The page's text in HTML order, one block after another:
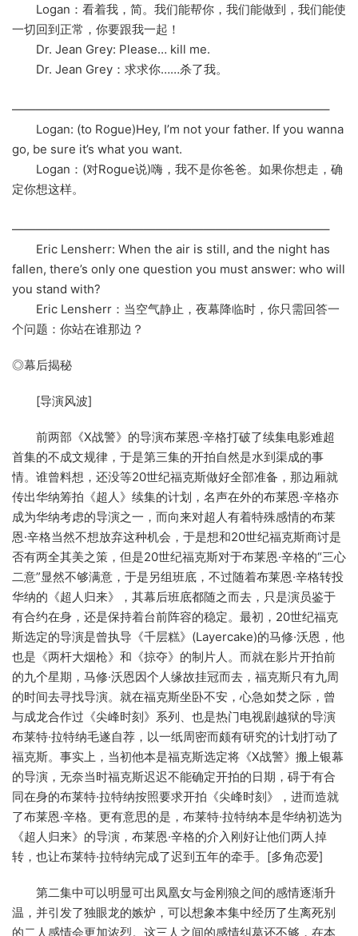
Logan：看着我，简。我们能帮你，我们能做到，我们能使
一切回到正常，你要跟我一起！
Dr. Jean Grey: Please… kill me.
Dr. Jean Grey：求求你……杀了我。
——————————————————————————–
Logan: (to Rogue)Hey, I’m not your father. If you wanna
go, be sure it’s what you want.
Logan：(对Rogue说)嗨，我不是你爸爸。如果你想走，确
定你想这样。
——————————————————————————–
Eric Lensherr: When the air is still, and the night has
fallen, there’s only one question you must answer: who will
you stand with?
Eric Lensherr：当空气静止，夜幕降临时，你只需回答一
个问题：你站在谁那边？
◎幕后揭秘
[导演风波]
前两部《X战警》的导演布莱恩·辛格打破了续集电影难超
首集的不成文规律，于是第三集的开拍自然是水到渠成的事
情。谁曾料想，还没等20世纪福克斯做好全部准备，那边厢就
传出华纳筹拍《超人》续集的计划，名声在外的布莱恩·辛格亦
成为华纳考虑的导演之一，而向来对超人有着特殊感情的布莱
恩·辛格当然不想放弃这种机会，于是想和20世纪福克斯商讨是
否有两全其美之策，但是20世纪福克斯对于布莱恩·辛格的“三心
二意”显然不够满意，于是另组班底，不过随着布莱恩·辛格转投
华纳的《超人归来》，其幕后班底都随之而去，只是演员鉴于
有合约在身，还是保持着台前阵容的稳定。最初，20世纪福克
斯选定的导演是曾执导《千层糕》(Layercake)的马修·沃恩，他
也是《两杆大烟枪》和《掠夺》的制片人。而就在影片开拍前
的九个星期，马修·沃恩因个人缘故挂冠而去，福克斯只有九周
的时间去寻找导演。就在福克斯坐卧不安，心急如焚之际，曾
与成龙合作过《尖峰时刻》系列、也是热门电视剧越狱的导演
布莱特·拉特纳毛遂自荐，以一纸周密而颇有研究的计划打动了
福克斯。事实上，当初他本是福克斯选定将《X战警》搬上银幕
的导演，无奈当时福克斯迟迟不能确定开拍的日期，碍于有合
同在身的布莱特·拉特纳按照要求开拍《尖峰时刻》，进而造就
了布莱恩·辛格。更有意思的是，布莱特·拉特纳本是华纳初选为
《超人归来》的导演，布莱恩·辛格的介入刚好让他们两人掉
转，也让布莱特·拉特纳完成了迟到五年的牵手。[多角恋爱]
第二集中可以明显可出凤凰女与金刚狼之间的感情逐渐升
温，并引发了独眼龙的嫉炉，可以想象本集中经历了生离死别
的二人感情会更加浓烈。这三人之间的感情纠葛还不够，在本